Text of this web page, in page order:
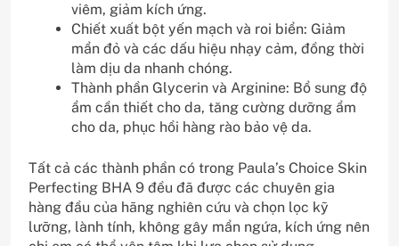
viêm, giảm kích ứng.
Chiết xuất bột yến mạch và roi biển: Giảm
mẩn đỏ và các dấu hiệu nhạy cảm, đồng thời
làm dịu da nhanh chóng.
Thành phần Glycerin và Arginine: Bổ sung độ
ẩm cần thiết cho da, tăng cường dưỡng ẩm
cho da, phục hồi hàng rào bảo vệ da.
Tất cả các thành phần có trong Paula’s Choice Skin
Perfecting BHA 9 đều đã được các chuyên gia
hàng đầu của hãng nghiên cứu và chọn lọc kỹ
lưỡng, lành tính, không gây mẩn ngứa, kích ứng nên